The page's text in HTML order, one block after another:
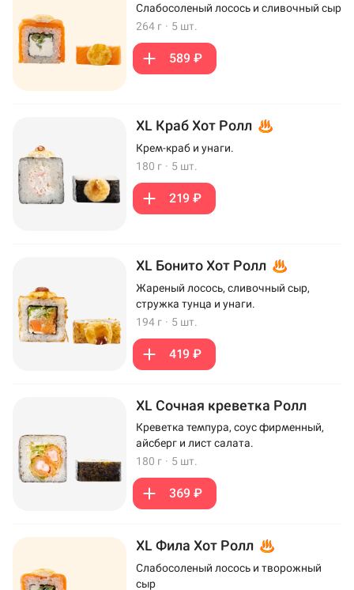
Слабосоленый лосось и сливочный сыр
264 г · 5 шт.
589 ₽
XL Краб Хот Ролл
Крем-краб и унаги.
180 г · 5 шт.
219 ₽
XL Бонито Хот Ролл
Жареный лосось, сливочный сыр,
стружка тунца и унаги.
194 г · 5 шт.
419 ₽
XL Сочная креветка Ролл
Креветка темпура, соус фирменный,
айсберг и лист салата.
180 г · 5 шт.
369 ₽
XL Фила Хот Ролл
Слабосоленый лосось и творожный
сыр